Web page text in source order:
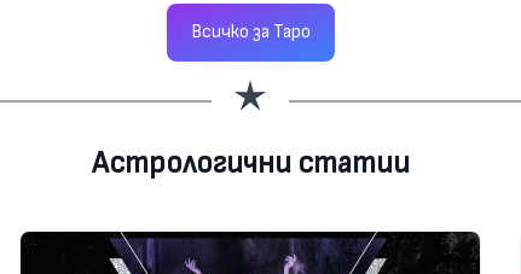
Всичко за Таро
Астрологични статии